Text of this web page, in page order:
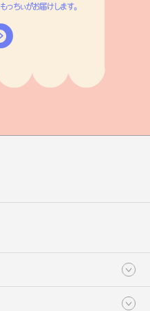
ちぃがお届けします。